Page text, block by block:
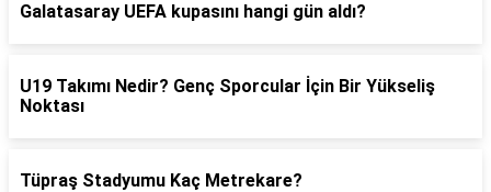
Galatasaray UEFA kupasını hangi gün aldı?
U19 Takımı Nedir? Genç Sporcular İçin Bir Yükseliş
Noktası
Tüpraş Stadyumu Kaç Metrekare?